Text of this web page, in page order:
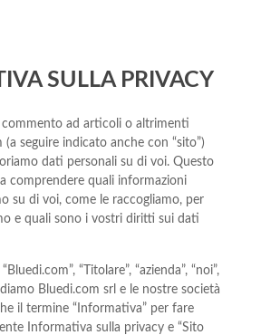
SULLA PRIVACY
ad articoli o altrimenti
seguire indicato anche con “sito”)
dati personali su di voi. Questo
comprendere quali informazioni
su di voi, come le raccogliamo, per
e quali sono i vostri diritti sui dati
“Titolare”, “azienda”, “noi”,
Bluedi.com srl e le nostre società
il termine “Informativa” per fare
Informativa sulla privacy e “Sito